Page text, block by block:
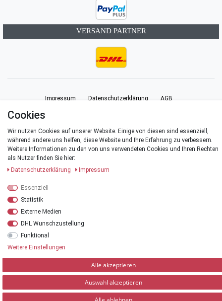
VERSAND PARTNER
Impressum Daten­schutz­erklärung AGB
Kontakt
Cookies
Wir nutzen Cookies auf unserer Website. Einige von diesen sind essenziell,
während andere uns helfen, diese Website und Ihre Erfahrung zu verbessern.
Weitere Informationen zu den von uns verwendeten Cookies und Ihren Rechten
als Nutzer finden Sie hier:
Daten­schutz­erklärung
Impressum
Essenziell
Statistik
Externe Medien
DHL Wunschzustellung
Funktional
Weitere Einstellungen
Alle akzeptieren
Auswahl akzeptieren